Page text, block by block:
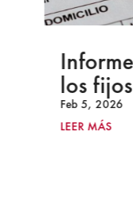
los
Feb 5, 2026
LEER MÁS